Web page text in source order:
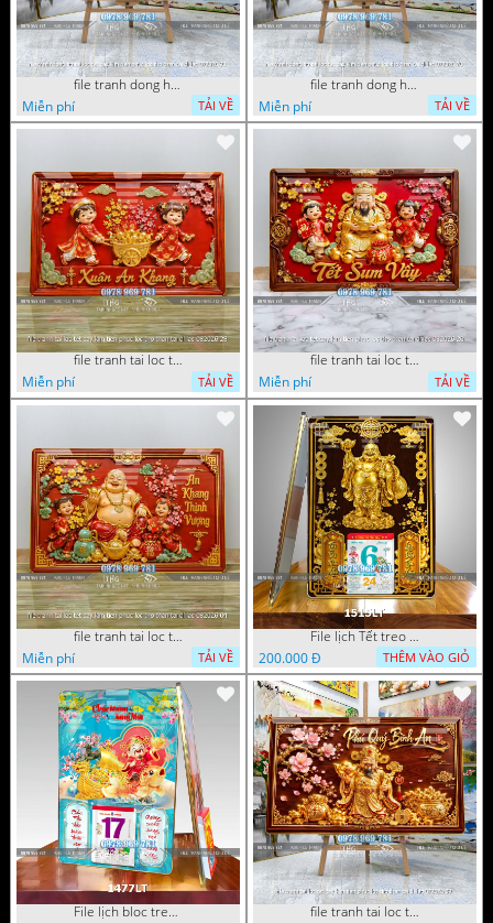
file tranh dong ho tai loc tet cay kim tien phuc loc tho than tai di lac 072026 93
Miễn phí
TẢI VỀ
file tranh dong ho tai loc tet cay kim tien phuc loc tho than tai di lac 072026 70
Miễn phí
TẢI VỀ
file tranh tai loc tet cay kim tien phuc loc tho than tai di lac 082026 28
Miễn phí
TẢI VỀ
file tranh tai loc tet cay kim tien phuc loc tho than tai di lac 082026 20
Miễn phí
TẢI VỀ
file tranh tai loc tet cay kim tien phuc loc tho than tai di lac 082026 04
Miễn phí
TẢI VỀ
File lịch Tết treo tường di lặc vàng gold 1515LT
200.000 Đ
THÊM VÀO GIỎ
File lịch bloc treo tường thần tài cưỡi cá chép thuận buồm xuôi gió 1477LT
file tranh tai loc tet cay kim tien phuc loc tho than tai di lac 072026 39